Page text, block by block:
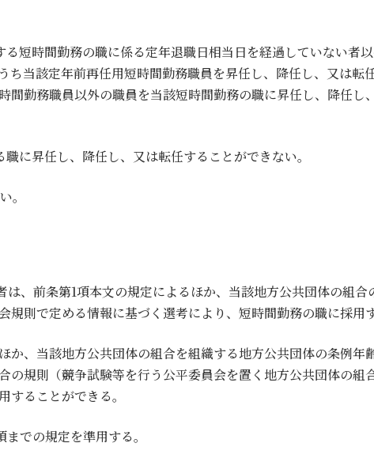
短時間勤務の職に係る定年退職日相当日を経過していない者
当該定年前再任用短時間勤務職員を昇任し、降任し、又は転
勤務職員以外の職員を当該短時間勤務の職に昇任し、降任し
昇任し、降任し、又は転任することができない。
。
、前条第1項本文の規定によるほか、当該地方公共団体の組合
則で定める情報に基づく選考により、短時間勤務の職に採用
、当該地方公共団体の組合を組織する地方公共団体の条例年
規則（競争試験等を行う公平委員会を置く地方公共団体の組
ることができる。
での規定を準用する。